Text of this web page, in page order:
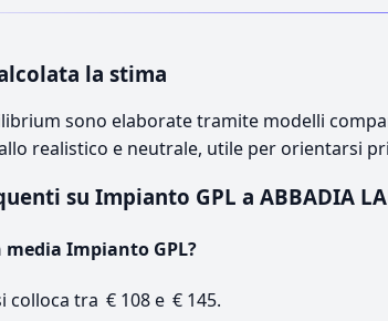
la stima
sono elaborate tramite modelli
realistico e neutrale, utile per orientarsi
su Impianto GPL a ABBADIA
Impianto GPL?
colloca tra € 108 e € 145.